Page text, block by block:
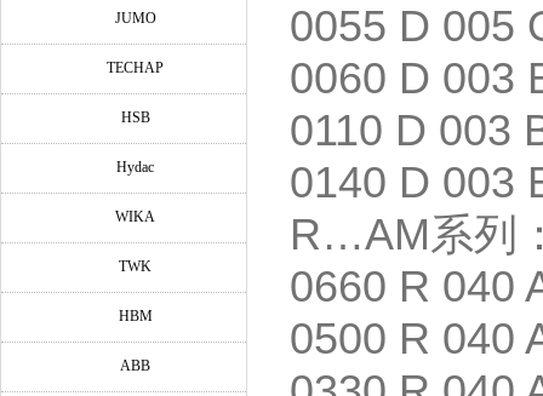
JUMO
TECHAP
HSB
Hydac
WIKA
TWK
HBM
ABB
0055 D 005
0060 D 003
0110 D 003
0140 D 003
R…AM系列
0660 R 040
0500 R 040